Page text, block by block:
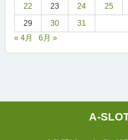
22 23 24 25
29 30
31
« 4月
6月 »